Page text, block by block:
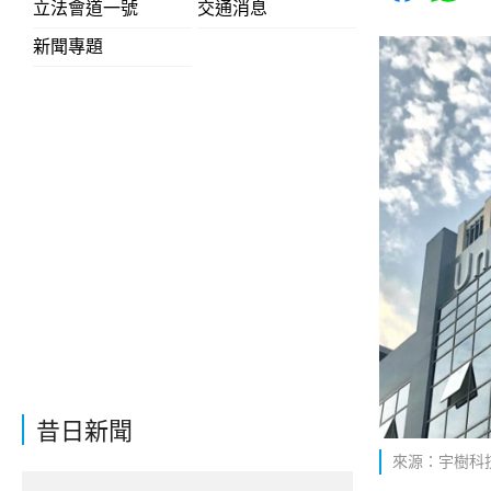
立法會道一號
交通消息
新聞專題
昔日新聞
來源：宇樹科